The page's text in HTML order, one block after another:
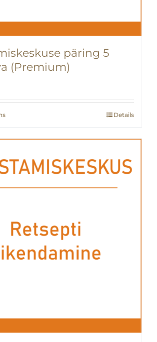
päring 5
(Premium)
Details